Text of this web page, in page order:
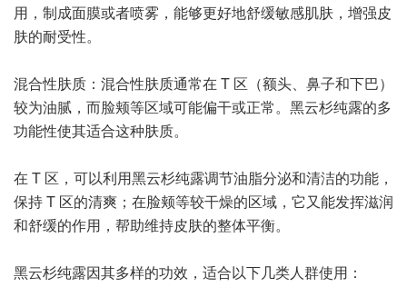
用，制成面膜或者喷雾，能够更好地舒缓敏感肌肤，增强皮
肤的耐受性。
混合性肤质：混合性肤质通常在 T 区（额头、鼻子和下巴）
较为油腻，而脸颊等区域可能偏干或正常。黑云杉纯露的多
功能性使其适合这种肤质。
在 T 区，可以利用黑云杉纯露调节油脂分泌和清洁的功能，
保持 T 区的清爽；在脸颊等较干燥的区域，它又能发挥滋润
和舒缓的作用，帮助维持皮肤的整体平衡。
黑云杉纯露因其多样的功效，适合以下几类人群使用：